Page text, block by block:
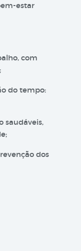
estar
com
do tempo:
saudáveis,
dos